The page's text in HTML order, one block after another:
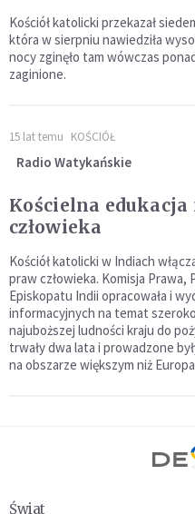
Kościół katolicki przekazał
która w sierpniu nawiedziła
nocy zginęło tam wówczas
zaginione.
15 lat temu KOŚCIÓŁ
Radio Watykańskie
Kościelna
człowieka
Kościół katolicki w Indiach
praw człowieka. Komisja
Episkopatu Indii opracowała i
informacyjnych na temat
najuboższej ludności kraju do
trwały dwa lata i prowadzone
na obszarze większym niż
Świat